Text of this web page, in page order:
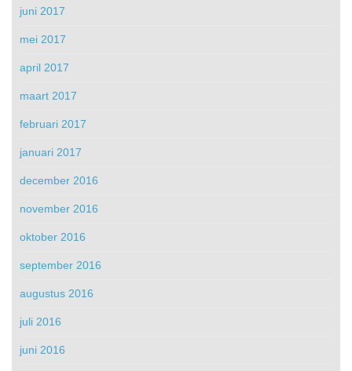
juni 2017
mei 2017
april 2017
maart 2017
februari 2017
januari 2017
december 2016
november 2016
oktober 2016
september 2016
augustus 2016
juli 2016
juni 2016